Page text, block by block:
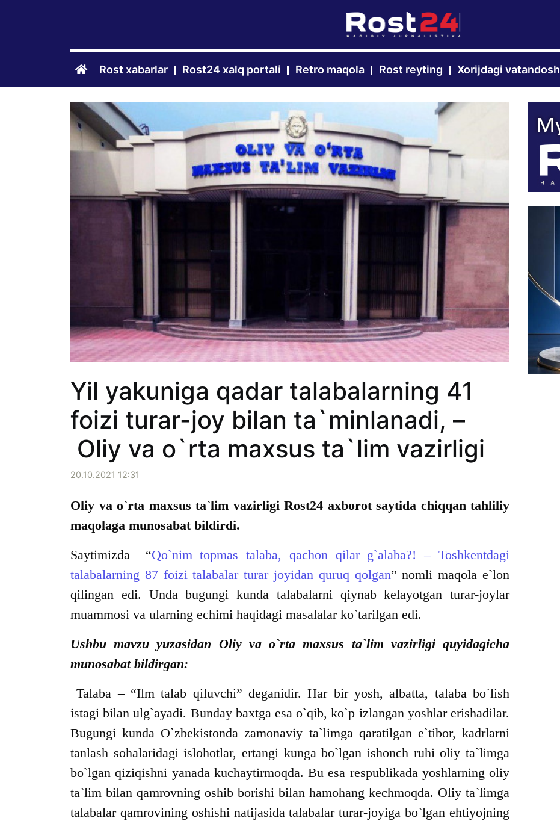
Rost xabarlar Rost24 xalq portali Retro maqola Rost reyting Xorijdagi vatandosh
Yil yakuniga qadar talabalarning 41
foizi turar-joy bilan ta`minlanadi, –
Oliy va o`rta maxsus ta`lim vazirligi
20.10.2021 12:31
Oliy va o`rta maxsus ta`lim vazirligi Rost24 axborot saytida chiqqan tahliliy
maqolaga munosabat bildirdi.
Saytimizda “Qo`nim topmas talaba, qachon qilar g`alaba?! – Toshkentdagi
talabalarning 87 foizi talabalar turar joyidan quruq qolgan” nomli maqola e`lon
qilingan edi. Unda bugungi kunda talabalarni qiynab kelayotgan turar-joylar
muammosi va ularning echimi haqidagi masalalar ko`tarilgan edi.
Ushbu mavzu yuzasidan Oliy va o`rta maxsus ta`lim vazirligi quyidagicha
munosabat bildirgan:
Talaba – “Ilm talab qiluvchi” deganidir. Har bir yosh, albatta, talaba bo`lish
istagi bilan ulg`ayadi. Bunday baxtga esa o`qib, ko`p izlangan yoshlar erishadilar.
Bugungi kunda O`zbekistonda zamonaviy ta`limga qaratilgan e`tibor, kadrlarni
tanlash sohalaridagi islohotlar, ertangi kunga bo`lgan ishonch ruhi oliy ta`limga
bo`lgan qiziqishni yanada kuchaytirmoqda. Bu esa respublikada yoshlarning oliy
ta`lim bilan qamrovning oshib borishi bilan hamohang kechmoqda. Oliy ta`limga
talabalar qamrovining oshishi natijasida talabalar turar-joyiga bo`lgan ehtiyojning